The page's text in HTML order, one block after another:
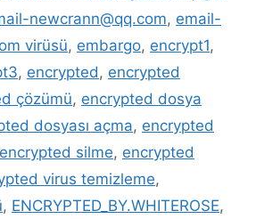
newcrann@qq.com, email-
virüsü, embargo, encrypt1,
, encrypted, encrypted
çözümü, encrypted dosya
dosyası açma, encrypted
encrypted silme, encrypted
virus temizleme,
, ENCRYPTED_BY.WHITEROSE,